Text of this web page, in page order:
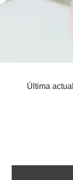
Última